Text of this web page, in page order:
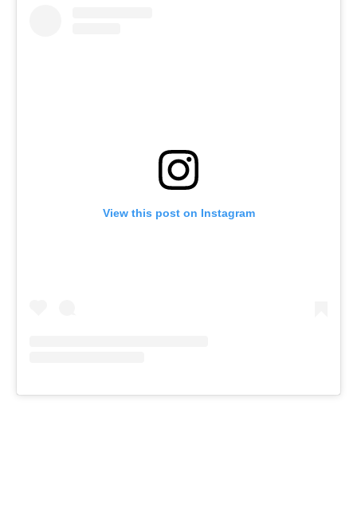
View this post on Instagram